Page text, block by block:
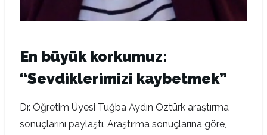
En büyük korkumuz:
“Sevdiklerimizi kaybetmek”
Dr. Öğretim Üyesi Tuğba Aydın Öztürk araştırma
sonuçlarını paylaştı. Araştırma sonuçlarına göre,